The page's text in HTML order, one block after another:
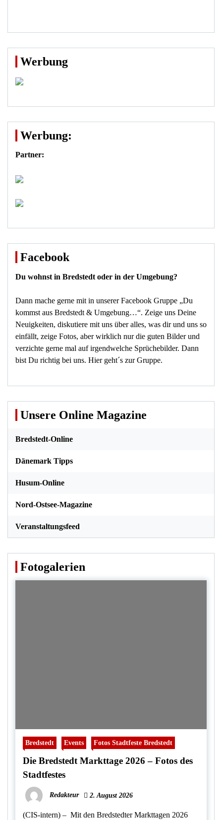
Werbung
Werbung:
Partner:
Facebook
Du wohnst in Bredstedt oder in der Umgebung?
Dann mache gerne mit in unserer Facebook Gruppe „Du
kommst aus Bredstedt & Umgebung…“. Zeige uns Deine
Neuigkeiten, diskutiere mit uns über alles, was dir und uns so
einfällt, zeige Fotos, aber wirklich nur die guten Bilder und
verzichte gerne mal auf irgendwelche Sprüchebilder. Dann
bist Du richtig bei uns. Hier geht´s zur Gruppe.
Unsere Online Magazine
Bredstedt-Online
Dänemark Tipps
Husum-Online
Nord-Ostsee-Magazine
Veranstaltungsfeed
Fotogalerien
Bredstedt Events Fotos Stadtfeste Bredstedt
Die Bredstedt Markttage 2026 – Fotos des
Stadtfestes
Redakteur 2. August 2026
(CIS-intern) – Mit den Bredstedter Markttagen 2026